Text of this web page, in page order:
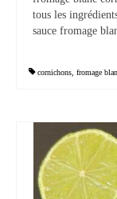
Viandes
Cakes
Caramel
tous les
sauce fromage
cornichons fromage